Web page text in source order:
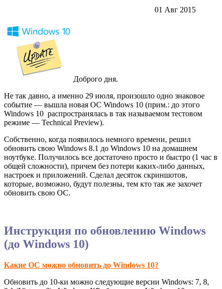
01 Авг 2015
Доброго дня.
Не так давно, а именно 29 июля, произошло одно знаковое
событие — вышла новая ОС Windows 10 (прим.: до этого
Windows 10 распространялась в так называемом тестовом
режиме — Technical Preview).
Собственно, когда появилось немного времени, решил
обновить свою Windows 8.1 до Windows 10 на домашнем
ноутбуке. Получилось все достаточно просто и быстро (1 час в
общей сложности), причем без потери каких-либо данных,
настроек и приложений. Сделал десяток скриншотов,
которые, возможно, будут полезны, тем кто так же захочет
обновить свою ОС.
Инструкция по обновлению Windows
(до Windows 10)
Какие ОС можно обновить до Windows 10?
Обновить до 10-ки можно следующие версии Windows: 7, 8,